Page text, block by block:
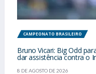
CAMPEONATO BRASILEIRO
Bruno Vicari: Big Odd
dar assistência contra o
8 DE AGOSTO DE 2026